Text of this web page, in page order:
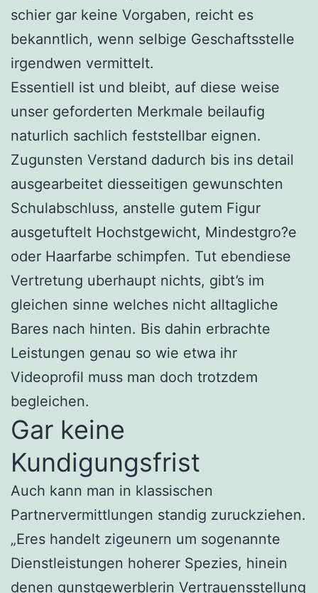
schier gar keine Vorgaben, reicht es
bekanntlich, wenn selbige Geschaftsstelle
irgendwen vermittelt.
Essentiell ist und bleibt, auf diese weise
unser geforderten Merkmale beilaufig
naturlich sachlich feststellbar eignen.
Zugunsten Verstand dadurch bis ins detail
ausgearbeitet diesseitigen gewunschten
Schulabschluss, anstelle gutem Figur
ausgetuftelt Hochstgewicht, Mindestgro?e
oder Haarfarbe schimpfen. Tut ebendiese
Vertretung uberhaupt nichts, gibt’s im
gleichen sinne welches nicht alltagliche
Bares nach hinten. Bis dahin erbrachte
Leistungen genau so wie etwa ihr
Videoprofil muss man doch trotzdem
begleichen.
Gar keine
Kundigungsfrist
Auch kann man in klassischen
Partnervermittlungen standig zuruckziehen.
„Eres handelt zigeunern um sogenannte
Dienstleistungen hoherer Spezies, hinein
denen gunstgewerblerin Vertrauensstellung